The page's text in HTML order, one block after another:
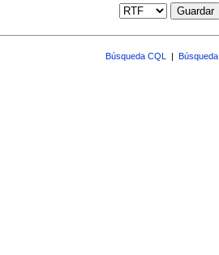
Guardar
Búsqueda CQL